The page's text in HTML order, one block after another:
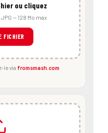
ou cliquez
JPG — 128 Mo max
FICHIER
le via fromsmash.com